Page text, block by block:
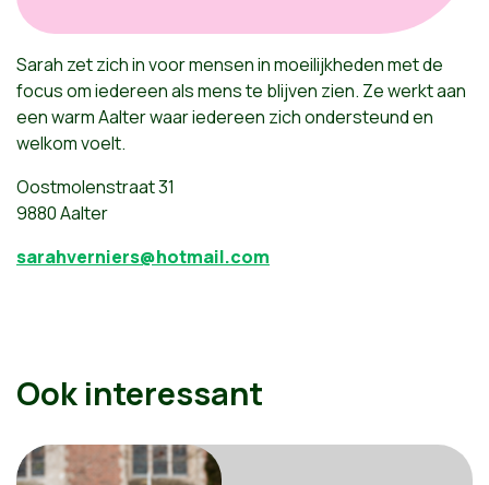
Sarah zet zich in voor mensen in moeilijkheden met de
focus om iedereen als mens te blijven zien. Ze werkt aan
een warm Aalter waar iedereen zich ondersteund en
welkom voelt.
Oostmolenstraat 31
9880 Aalter
sarahverniers@hotmail.com
Ook interessant